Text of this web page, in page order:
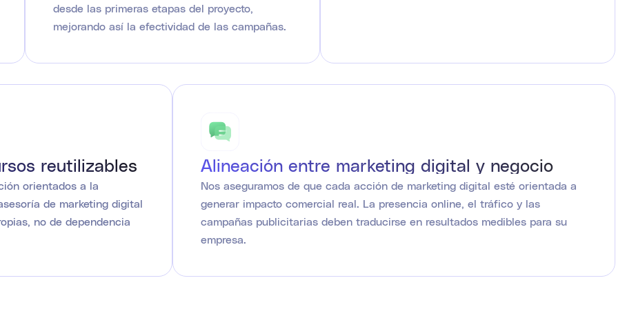
desde las primeras etapas del proyecto,
mejorando así la efectividad de las campañas.
reutilizables
orientados a la
de marketing digital
no de dependencia
Alineación entre marketing digital y negocio
Nos aseguramos de que cada acción de marketing digital esté orientada a
generar impacto comercial real. La presencia online, el tráfico y las
campañas publicitarias deben traducirse en resultados medibles para su
empresa.